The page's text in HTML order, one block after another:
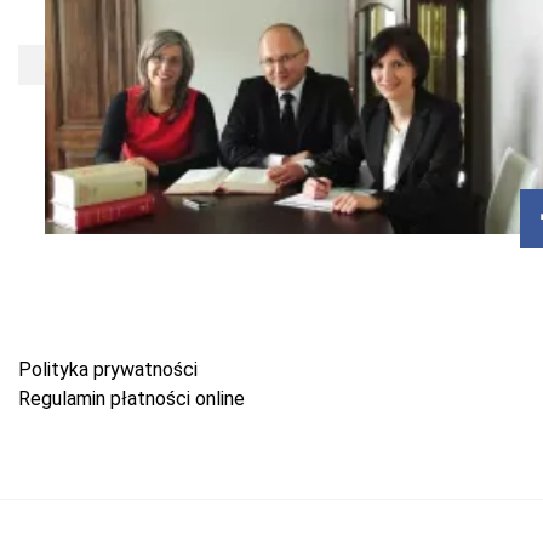
Polityka prywatności
Regulamin płatności online